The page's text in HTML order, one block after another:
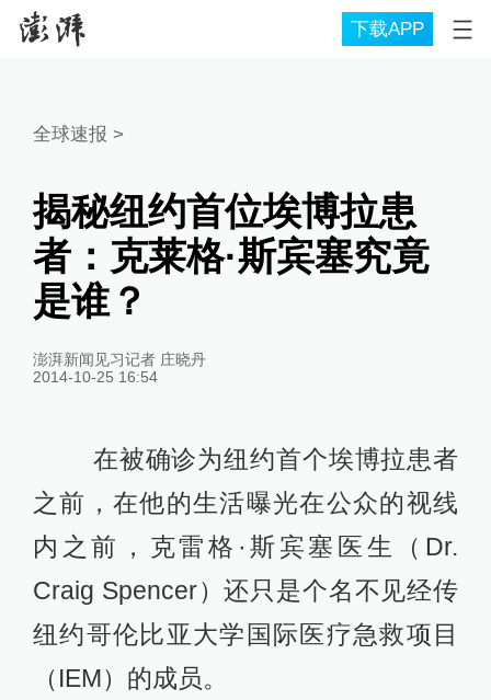
下载APP
全球速报 >
揭秘纽约首位埃博拉患
者：克莱格·斯宾塞究竟
是谁？
澎湃新闻见习记者 庄晓丹
2014-10-25 16:54
在被确诊为纽约首个埃博拉患者
之前，在他的生活曝光在公众的视线
内之前，克雷格·斯宾塞医生（Dr.
Craig Spencer）还只是个名不见经传
纽约哥伦比亚大学国际医疗急救项目
（IEM）的成员。